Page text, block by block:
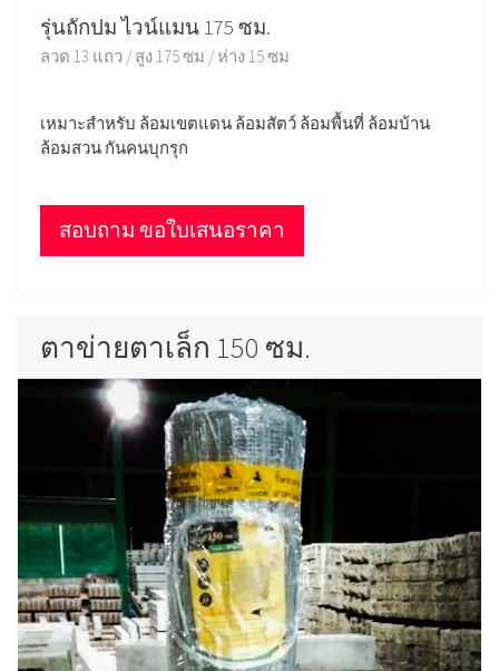
รุ่นถักปม ไวน์แมน 175 ซม.
ลวด 13 แถว / สูง 175 ซม / ห่าง 15 ซม
เหมาะสำหรับ ล้อมเขตแดน ล้อมสัตว์ ล้อมพื้นที่ ล้อมบ้าน
ล้อมสวน กันคนบุกรุก
สอบถาม ขอใบเสนอราคา
ตาข่ายตาเล็ก 150 ซม.